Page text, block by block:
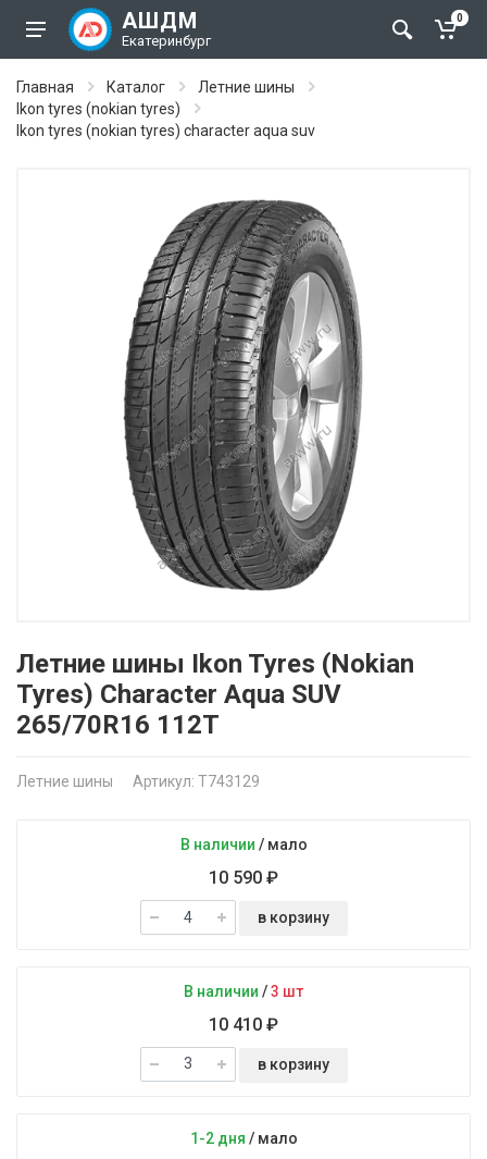
АШДМ
Екатеринбург
0
Главная Каталог
Летние шины
Ikon tyres (nokian tyres)
Ikon tyres (nokian tyres) character aqua suv
Летние шины Ikon Tyres (Nokian
Tyres) Character Aqua SUV
265/70R16 112T
Летние шины Артикул: T743129
В наличии / мало
10 590 ₽
в корзину
В наличии /3 шт
10 410 ₽
в корзину
1-2 дня / мало